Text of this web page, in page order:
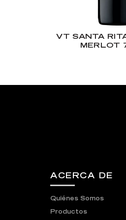
VT SANTA
MERLOT
ACERCA DE
Quiénes Somos
Productos